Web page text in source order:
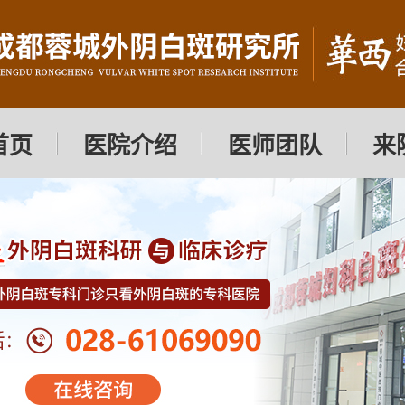
页 医院介绍 医师团队 来